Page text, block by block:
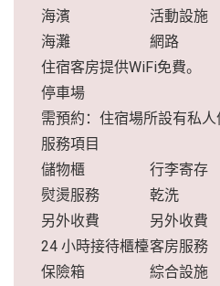
海濱
活動設施
海灘
網路
住宿客房提供WiFi免費。
停車場
需預約：住宿場所設有私人
服務項目
儲物櫃
行李寄存
熨燙服務
另外收費
乾洗
另外收費
24 小時接待櫃檯客房服務
保險箱
綜合設施